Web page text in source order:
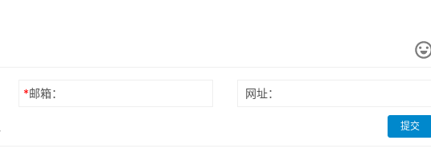
*邮箱： 网址：
提交